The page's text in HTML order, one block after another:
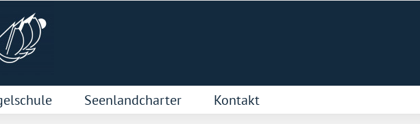
Seenlandcharter Kontakt